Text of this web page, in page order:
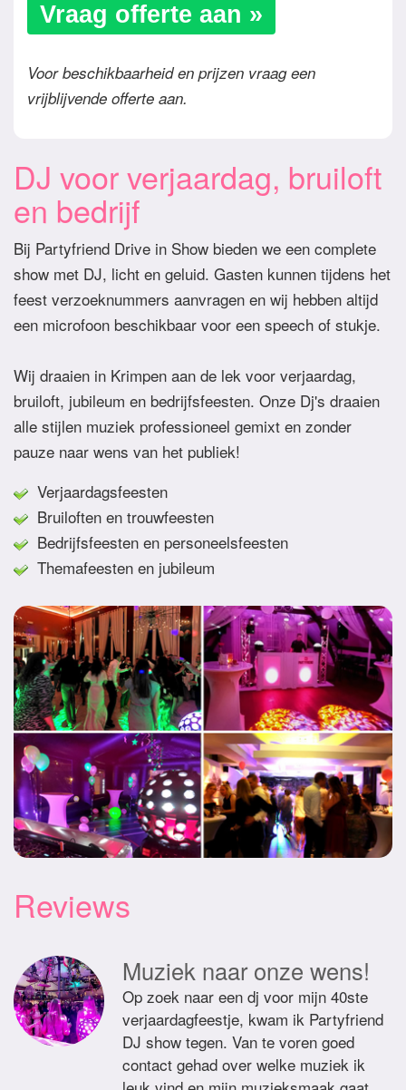
Vraag offerte aan »
Voor beschikbaarheid en prijzen vraag een
vrijblijvende offerte aan.
DJ voor verjaardag, bruiloft
en bedrijf
Bij Partyfriend Drive in Show bieden we een complete
show met DJ, licht en geluid. Gasten kunnen tijdens het
feest verzoeknummers aanvragen en wij hebben altijd
een microfoon beschikbaar voor een speech of stukje.
Wij draaien in Krimpen aan de lek voor verjaardag,
bruiloft, jubileum en bedrijfsfeesten. Onze Dj's draaien
alle stijlen muziek professioneel gemixt en zonder
pauze naar wens van het publiek!
Verjaardagsfeesten
Bruiloften en trouwfeesten
Bedrijfsfeesten en personeelsfeesten
Themafeesten en jubileum
Reviews
Muziek naar onze wens!
Op zoek naar een dj voor mijn 40ste
verjaardagfeestje, kwam ik Partyfriend
DJ show tegen. Van te voren goed
contact gehad over welke muziek ik